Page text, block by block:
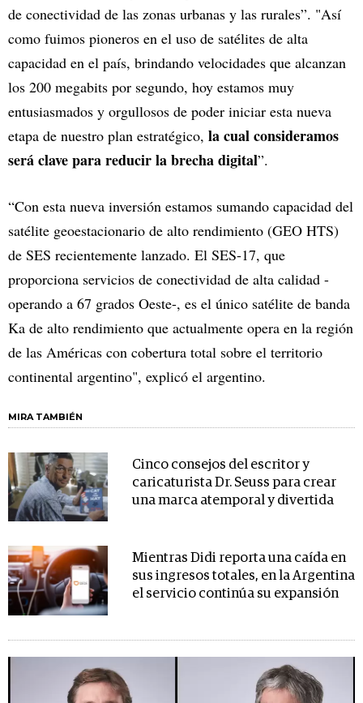
de conectividad de las zonas urbanas y las rurales”. "Así
como fuimos pioneros en el uso de satélites de alta
capacidad en el país, brindando velocidades que alcanzan
los 200 megabits por segundo, hoy estamos muy
entusiasmados y orgullosos de poder iniciar esta nueva
etapa de nuestro plan estratégico, la cual consideramos
será clave para reducir la brecha digital”.
“Con esta nueva inversión estamos sumando capacidad del
satélite geoestacionario de alto rendimiento (GEO HTS)
de SES recientemente lanzado. El SES-17, que
proporciona servicios de conectividad de alta calidad -
operando a 67 grados Oeste-, es el único satélite de banda
Ka de alto rendimiento que actualmente opera en la región
de las Américas con cobertura total sobre el territorio
continental argentino", explicó el argentino.
MIRA TAMBIÉN
Cinco consejos del escritor y
caricaturista Dr. Seuss para crear
una marca atemporal y divertida
Mientras Didi reporta una caída en
sus ingresos totales, en la Argentina
el servicio continúa su expansión